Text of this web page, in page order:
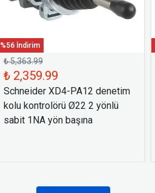
%56 İndirim
₺ 5,363.99
₺ 2,359.99
Schneider XD4-PA12 denetim
kolu kontrolörü Ø22 2 yönlü
sabit 1NA yön başına